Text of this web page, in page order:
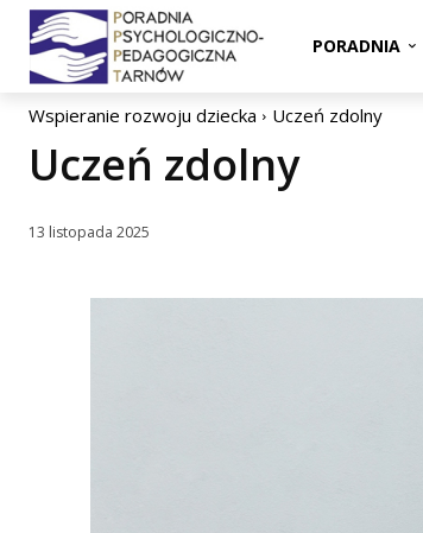
PORADNIA
Wspieranie rozwoju dziecka Uczeń zdolny
Uczeń zdolny
13 listopada 2025